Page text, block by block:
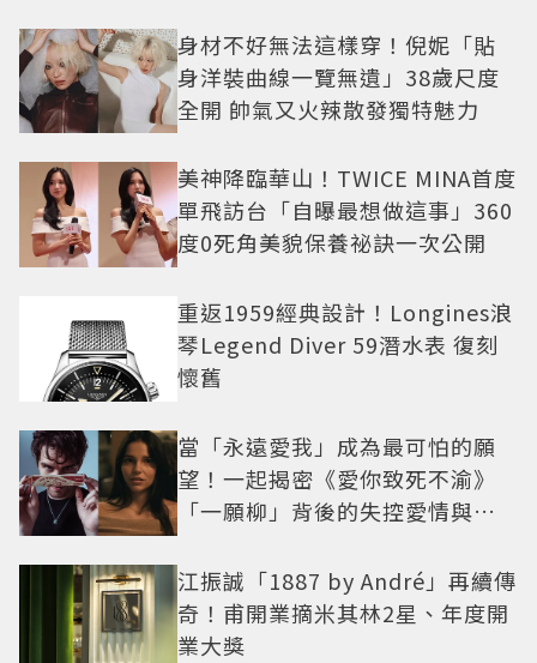
身材不好無法這樣穿！倪妮「貼
身洋裝曲線一覽無遺」38歲尺度
全開 帥氣又火辣散發獨特魅力
美神降臨華山！TWICE MINA首度
單飛訪台「自曝最想做這事」360
度0死角美貌保養祕訣一次公開
重返1959經典設計！Longines浪
琴Legend Diver 59潛水表 復刻
懷舊
當「永遠愛我」成為最可怕的願
望！一起揭密《愛你致死不渝》
「一願柳」背後的失控愛情與爆
江振誠「1887 by André」再續傳
奇！甫開業摘米其林2星、年度開
業大獎